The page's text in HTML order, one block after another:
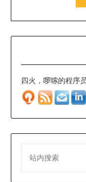
四火，啰嗦的程序